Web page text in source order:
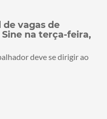
vagas de
na terça-feira,
deve se dirigir ao